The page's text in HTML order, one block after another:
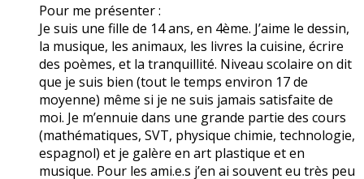
Pour me présenter :
Je suis une fille de 14 ans, en 4ème. J’aime le dessin,
la musique, les animaux, les livres la cuisine, écrire
des poèmes, et la tranquillité. Niveau scolaire on dit
que je suis bien (tout le temps environ 17 de
moyenne) même si je ne suis jamais satisfaite de
moi. Je m’ennuie dans une grande partie des cours
(mathématiques, SVT, physique chimie, technologie,
espagnol) et je galère en art plastique et en
musique. Pour les ami.e.s j’en ai souvent eu très peu